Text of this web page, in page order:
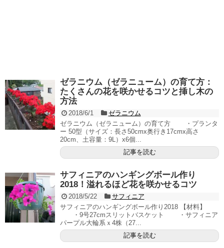
ゼラニウム（ゼラニューム）の育て方：
たくさんの花を咲かせるコツと挿し木の
方法
2018/6/1
ゼラニウム
ゼラニウム（ゼラニューム）の育て方 ・プランタ
ー 50型（サイズ：長さ50cmx奥行き17cmx高さ
20cm、土容量：9L）x6個...
記事を読む
サフィニアのハンギングボール作り
2018！溢れるほど花を咲かせるコツ
2018/5/22
サフィニア
サフィニアのハンギングボール作り2018 【材料】
・9号27cmスリットバスケット ・サフィニア
パープル大輪系ｘ4株（27...
記事を読む